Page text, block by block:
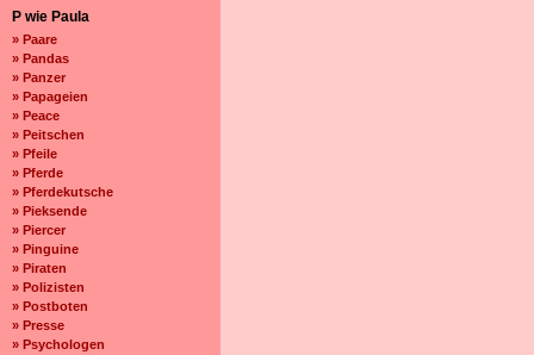
P wie Paula
» Paare
» Pandas
» Panzer
» Papageien
» Peace
» Peitschen
» Pfeile
» Pferde
» Pferdekutsche
» Pieksende
» Piercer
» Pinguine
» Piraten
» Polizisten
» Postboten
» Presse
» Psychologen